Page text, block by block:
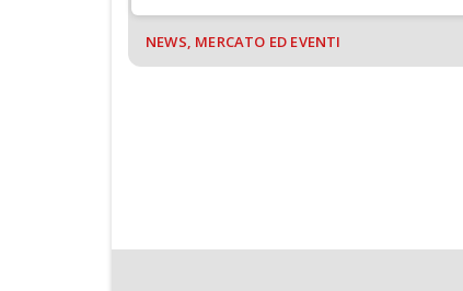
NEWS, MERCATO ED EVENTI